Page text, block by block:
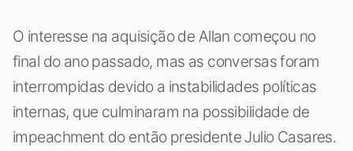
O interesse na aquisição de Allan começou no
final do ano passado, mas as conversas foram
interrompidas devido a instabilidades políticas
internas, que culminaram na possibilidade de
impeachment do então presidente Julio Casares.